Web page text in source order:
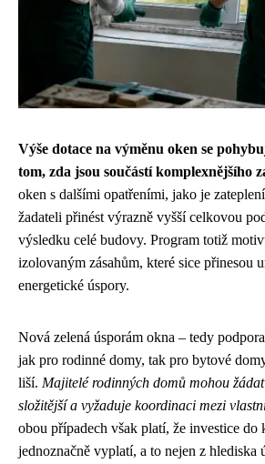
Výše dotace na výměnu oken se
tom, zda jsou součástí komplexnějšího
oken s dalšími opatřeními, jako je
žadateli přinést výrazně vyšší celkovou
výsledku celé budovy. Program totiž
izolovaným zásahům, které sice přinesou
energetické úspory.
Nová zelená úsporám okna – tedy
jak pro rodinné domy, tak pro bytové
liší. Majitelé rodinných domů mohou
složitější a vyžaduje koordinaci mezi
obou případech však platí, že investice
jednoznačně vyplatí, a to nejen z